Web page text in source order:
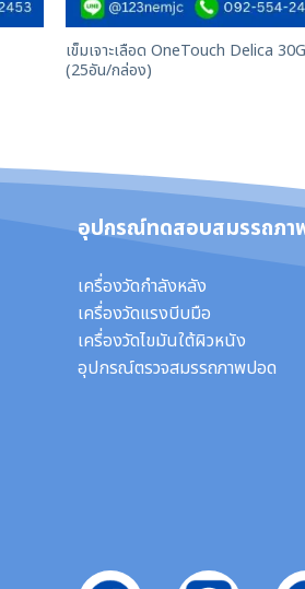
เข็มเจาะเลือด OneTouch Delica 30G
(25อัน/กล่อง)
อุปกรณ์ทดสอบสมรรถภา
เครื่องวัดกำลังหลัง
เครื่องวัดแรงบีบมือ
เครื่องวัดไขมันใต้ผิวหนัง
อุปกรณ์ตรวจสมรรถภาพปอด